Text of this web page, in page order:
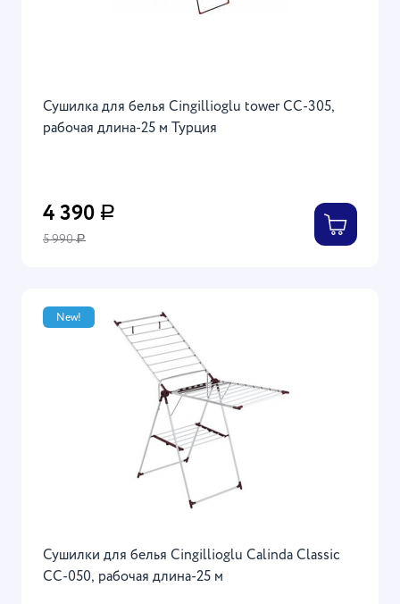
Сушилка для белья Cingillioglu tower CC-305,
рабочая длина-25 м Турция
4 390 Р
5 990Р
New!
Сушилки для белья Cingillioglu Calinda Classic
CC-050, рабочая длина-25 м